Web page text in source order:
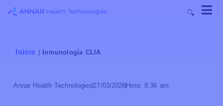
Inicio Inmunología CLIA
Annar Health Technologies27/03/2026 Hora: 8:36 am